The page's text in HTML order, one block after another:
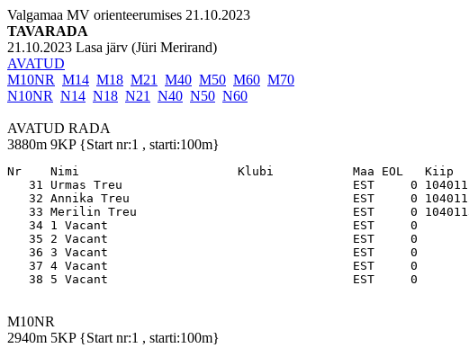
Valgamaa MV orienteerumises 21.10.2023
TAVARADA
21.10.2023 Lasa järv (Jüri Merirand)
AVATUD
M10NR M14 M18 M21 M40 M50 M60 M70
N10NR N14 N18 N21 N40 N50 N60
AVATUD RADA
3880m 9KP {Start nr:1 , starti:100m}
Nr    Nimi                      Klubi           Maa EOL
31 Urmas Treu                                EST     0
32 Annika Treu                               EST     0
33 Merilin Treu                              EST     0
34 1 Vacant                                  EST     0
35 2 Vacant                                  EST     0
36 3 Vacant                                  EST     0
37 4 Vacant                                  EST     0
M10NR
2940m 5KP {Start nr:1 , starti:100m}